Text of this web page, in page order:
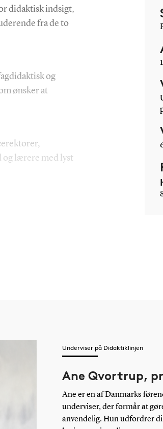
didaktisk indsigt,
fra de to
og
ønsker at
og lærere med lyst
for at afdække
med
i praksis
Underviser på Didaktiklinjen
Ane Qvortrup,
Ane er en af Danmarks
underviser, der formår at
anvendelig. Hun udfordrer